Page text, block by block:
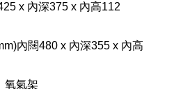
x 內深375 x 內高112
內闊480 x 內深355 x 內高
氧氣架